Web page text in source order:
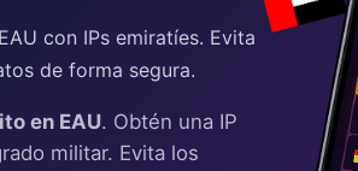
con IPs emiratíes. Evita
de forma segura.
en EAU. Obtén una IP
militar. Evita los